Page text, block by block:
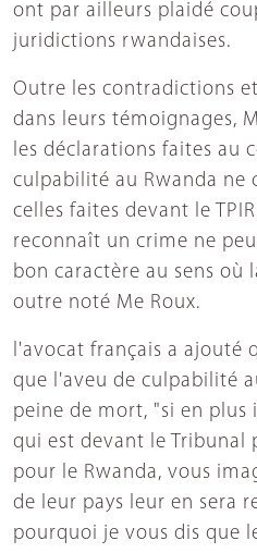
ont par ailleurs plaidé
juridictions rwandaises.
Outre les contradictions
dans leurs témoignages,
les déclarations faites au
culpabilité au Rwanda ne
celles faites devant le
reconnaît un crime ne
bon caractère au sens où
outre noté Me Roux.
l'avocat français a ajouté
que l'aveu de culpabilité
peine de mort, "si en plus
qui est devant le Tribunal
pour le Rwanda, vous
de leur pays leur en sera
pourquoi je vous dis que